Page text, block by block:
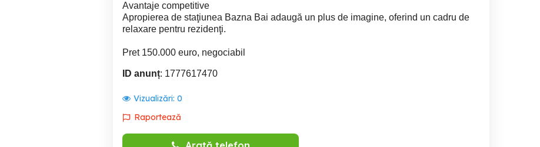
Avantaje competitive
Apropierea de staţiunea Bazna Bai adaugă un plus de imagine, oferind un cadru de
relaxare pentru rezidenţi.
Pret 150.000 euro, negociabil
ID anunț: 1777617470
Vizualizări: 0
Raportează